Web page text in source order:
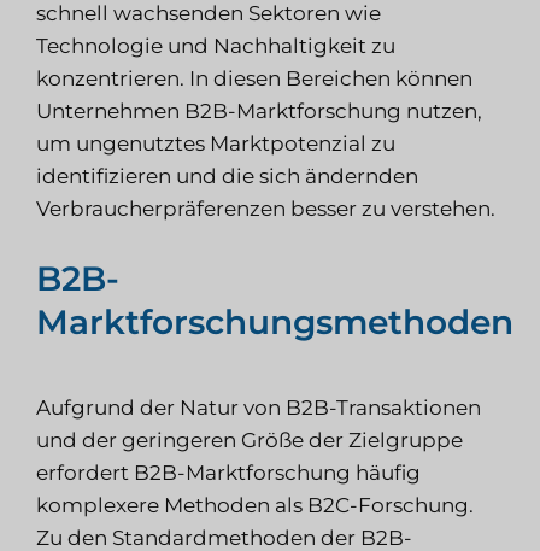
schnell wachsenden Sektoren wie
Technologie und Nachhaltigkeit zu
konzentrieren. In diesen Bereichen können
Unternehmen B2B-Marktforschung nutzen,
um ungenutztes Marktpotenzial zu
identifizieren und die sich ändernden
Verbraucherpräferenzen besser zu verstehen.
B2B-
Marktforschungsmethoden
Aufgrund der Natur von B2B-Transaktionen
und der geringeren Größe der Zielgruppe
erfordert B2B-Marktforschung häufig
komplexere Methoden als B2C-Forschung.
Zu den Standardmethoden der B2B-